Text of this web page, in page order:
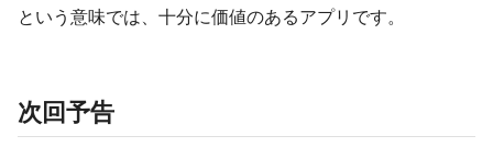
という意味では、十分に価値のあるアプリです。
次回予告